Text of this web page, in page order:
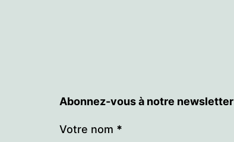
Abonnez-vous à notre newsletter
Votre nom *